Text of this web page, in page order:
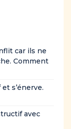
car ils ne
Comment
s’énerve.
avec